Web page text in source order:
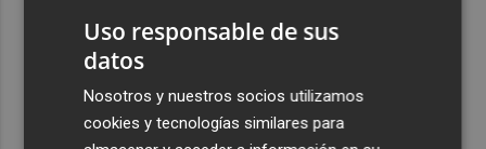
Uso responsable de sus
datos
Nosotros y nuestros socios utilizamos
cookies y tecnologías similares para